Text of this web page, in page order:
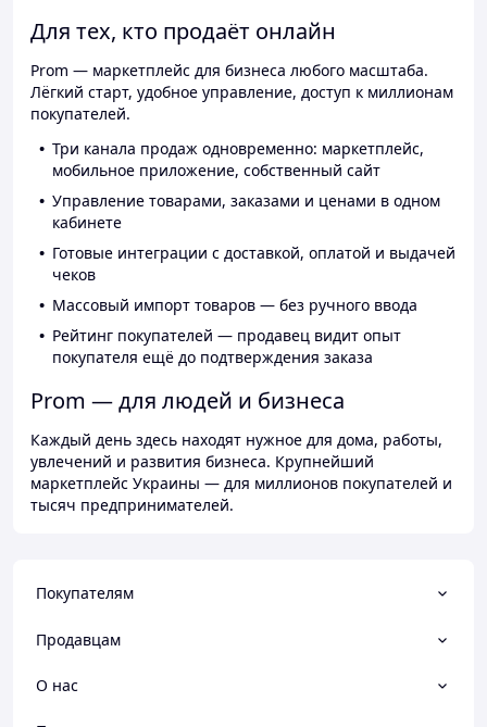
Для тех, кто продаёт онлайн
Prom — маркетплейс для бизнеса любого масштаба.
Лёгкий старт, удобное управление, доступ к миллионам
покупателей.
Три канала продаж одновременно: маркетплейс,
мобильное приложение, собственный сайт
Управление товарами, заказами и ценами в одном
кабинете
Готовые интеграции с доставкой, оплатой и выдачей
чеков
Массовый импорт товаров — без ручного ввода
Рейтинг покупателей — продавец видит опыт
покупателя ещё до подтверждения заказа
Prom — для людей и бизнеса
Каждый день здесь находят нужное для дома, работы,
увлечений и развития бизнеса. Крупнейший
маркетплейс Украины — для миллионов покупателей и
тысяч предпринимателей.
Покупателям
Продавцам
О нас